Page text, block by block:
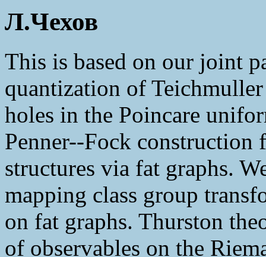
Л.Чехов
This is based on our joint
quantization of
holes in the Poincare
Penner--Fock construction
structures via fat graphs.
mapping class group
on fat graphs. Thurston
of observables on the